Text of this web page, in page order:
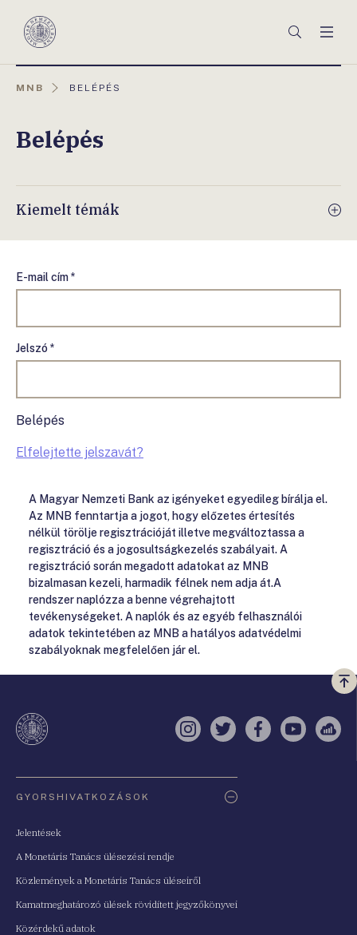
Magyar
Keresés
MNB
AKTUÁLIS
BELÉPÉS
Belépés
Kiemelt témák
E-mail cím *
Jelszó *
Belépés
Elfelejtette jelszavát?
A Magyar Nemzeti Bank az igényeket egyedileg bírálja el.
Az MNB fenntartja a jogot, hogy előzetes értesítés
nélkül törölje regisztrációját illetve megváltoztassa a
regisztráció és a jogosultságkezelés szabályait. A
regisztráció során megadott adatokat az MNB
bizalmasan kezeli, harmadik félnek nem adja át.A
rendszer naplózza a benne végrehajtott
tevékenységeket. A naplók és az egyéb felhasználói
adatok tekintetében az MNB a hatályos adatvédelmi
szabályoknak megfelelően jár el.
a
Instagram
TwitterFacebook
YouTube
GYORSHIVATKOZÁSOK
Jelentések
A Monetáris Tanács ülésezési rendje
Közlemények a Monetáris Tanács üléseiről
Kamatmeghatározó ülések rövidített jegyzőkönyvei
Közérdekű adatok